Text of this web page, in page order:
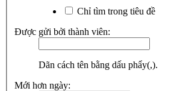
Chỉ tìm trong tiêu đề
Được gửi bởi thành viên:
Dãn cách tên bằng dấu phẩy(,).
Mới hơn ngày: